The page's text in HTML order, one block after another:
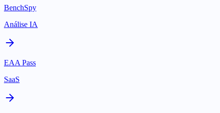
BenchSpy
Análise IA
EAA Pass
SaaS